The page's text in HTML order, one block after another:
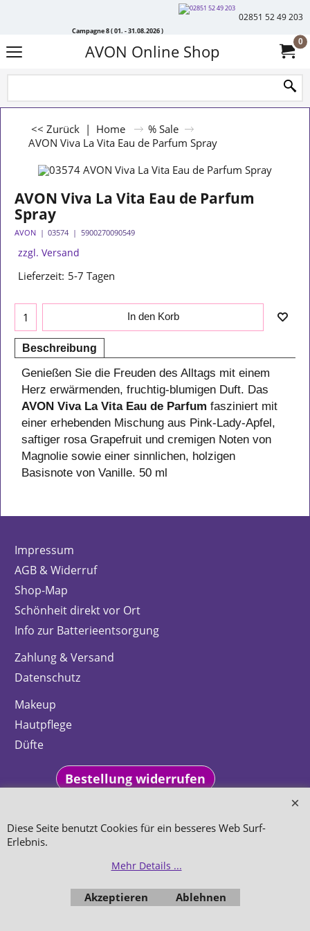
Campagne 8 ( 01. - 31.08.2026 )
02851 52 49 203
AVON Online Shop 0
<< Zurück | Home
% Sale
AVON Viva La Vita Eau de Parfum Spray
AVON Viva La Vita Eau de Parfum
Spray
AVON 03574 5900270090549
zzgl. Versand
Lieferzeit: 5-7 Tagen
In den Korb
Beschreibung
Genießen Sie die Freuden des Alltags mit einem
Herz erwärmenden, fruchtig-blumigen Duft. Das
AVON Viva La Vita Eau de Parfum fasziniert mit
einer erhebenden Mischung aus Pink-Lady-Apfel,
saftiger rosa Grapefruit und cremigen Noten von
Magnolie sowie einer sinnlichen, holzigen
Basisnote von Vanille. 50 ml
Impressum
AGB & Widerruf
Shop-Map
Schönheit direkt vor Ort
Info zur Batterieentsorgung
Zahlung & Versand
Datenschutz
Makeup
Hautpflege
Düfte
Bestellung widerrufen
ShopFactory Shop
Software.
Diese Seite benutzt Cookies für ein besseres Web Surf-
Erlebnis.
Mehr Details ...
Akzeptieren Ablehnen